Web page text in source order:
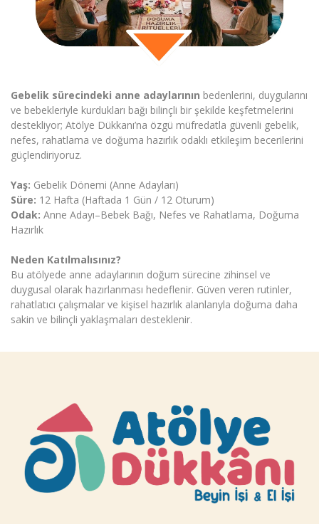
Gebelik sürecindeki anne adaylarının bedenlerini, duygularını
ve bebekleriyle kurdukları bağı bilinçli bir şekilde keşfetmelerini
destekliyor; Atölye Dükkanı’na özgü müfredatla güvenli gebelik,
nefes, rahatlama ve doğuma hazırlık odaklı etkileşim becerilerini
güçlendiriyoruz.
Yaş: Gebelik Dönemi (Anne Adayları)
Süre: 12 Hafta (Haftada 1 Gün / 12 Oturum)
Odak: Anne Adayı–Bebek Bağı, Nefes ve Rahatlama, Doğuma
Hazırlık
Neden Katılmalısınız?
Bu atölyede anne adaylarının doğum sürecine zihinsel ve
duygusal olarak hazırlanması hedeflenir. Güven veren rutinler,
rahatlatıcı çalışmalar ve kişisel hazırlık alanlarıyla doğuma daha
sakin ve bilinçli yaklaşmaları desteklenir.